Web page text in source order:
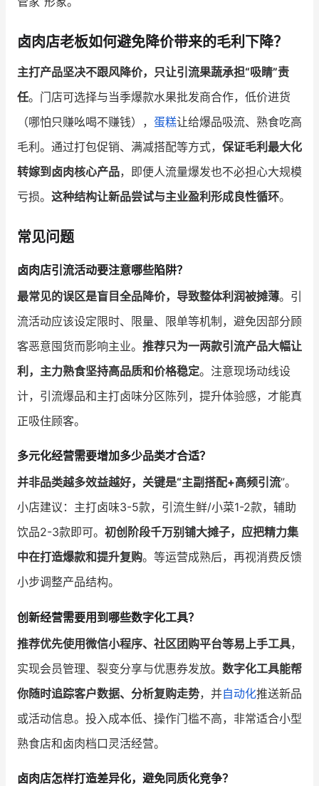
卤肉店老板如何避免降价带来的毛利下降？
主打产品坚决不跟风降价，只让引流果蔬承担“吸睛”责
任。门店可选择与当季爆款水果批发商合作，低价进货
（哪怕只赚吆喝不赚钱）， 蛋糕让给爆品吸流、熟食吃高
毛利。通过打包促销、满减搭配等方式， 保证毛利最大化
转嫁到卤肉核心产品，即便人流量爆发也不必担心大规模
亏损。 这种结构让新品尝试与主业盈利形成良性循环。
常见问题
卤肉店引流活动要注意哪些陷阱？
最常见的误区是盲目全品降价，导致整体利润被摊薄。引
流活动应该设定限时、限量、限单等机制，避免因部分顾
客恶意囤货而影响主业。 推荐只为一两款引流产品大幅让
利，主力熟食坚持高品质和价格稳定。注意现场动线设
计，引流爆品和主打卤味分区陈列，提升体验感，才能真
正吸住顾客。
多元化经营需要增加多少品类才合适？
并非品类越多效益越好，关键是“主副搭配+高频引流”。
小店建议：主打卤味3-5款，引流生鲜/小菜1-2款，辅助
饮品2-3款即可。 初创阶段千万别铺大摊子，应把精力集
中在打造爆款和提升复购。等运营成熟后，再视消费反馈
小步调整产品结构。
创新经营需要用到哪些数字化工具？
推荐优先使用微信小程序、社区团购平台等易上手工具，
实现会员管理、裂变分享与优惠券发放。 数字化工具能帮
你随时追踪客户数据、分析复购走势，并自动化推送新品
或活动信息。投入成本低、操作门槛不高，非常适合小型
熟食店和卤肉档口灵活经营。
卤肉店怎样打造差异化，避免同质化竞争？